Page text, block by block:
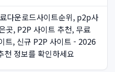
다운로드사이트순위, p2p사
곳, P2P 사이트 추천, 무료
트, 신규 P2P 사이트 - 2026
천 정보를 확인하세요